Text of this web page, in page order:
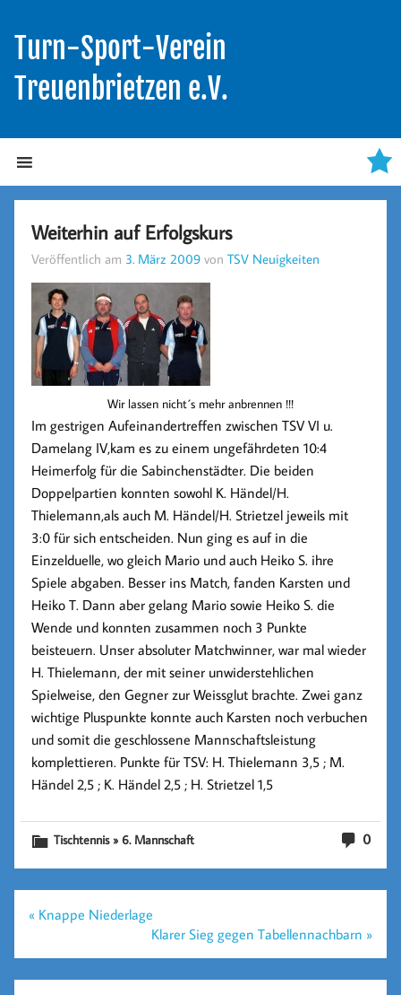
Turn-Sport-Verein
Treuenbrietzen e.V.
Weiterhin auf Erfolgskurs
Veröffentlich am 3. März 2009 vonTSV Neuigkeiten
Wir lassen nicht´s mehr anbrennen !!!
Im gestrigen Aufeinandertreffen zwischenTSV VI u.
Damelang IV,kam es zu einem ungefährdeten10:4
Heimerfolg für die Sabinchenstädter. Die beiden
Doppelpartien konnten sowohl K. Händel/H.
Thielemann,als auch M. Händel/H. Strietzel jeweils mit
3:0 für sich entscheiden. Nun ging es auf in die
Einzelduelle, wo gleich Mario und auch Heiko S. ihre
Spiele abgaben. Besser ins Match, fanden Karsten und
Heiko T. Dann aber gelang Mario sowie Heiko S. die
Wende und konnten zusammen noch 3 Punkte
beisteuern. Unser absoluter Matchwinner, war mal wieder
H. Thielemann, der mit seiner unwiderstehlichen
Spielweise, den Gegner zur Weissglut brachte. Zwei ganz
wichtige Pluspunkte konnte auch Karsten noch verbuchen
und somit diegeschlossene Mannschaftsleistung
komplettieren. Punkte für TSV: H. Thielemann 3,5 ; M.
Händel 2,5 ; K. Händel 2,5 ; H. Strietzel 1,5
0
Tischtennis » 6. Mannschaft
Beitragsnavigation
« Knappe Niederlage
Klarer Sieg gegen Tabellennachbarn »